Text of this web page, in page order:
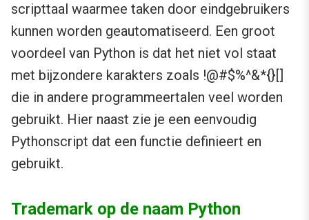
scripttaal waarmee taken door eindgebruikers
kunnen worden geautomatiseerd. Een groot
voordeel van Python is dat het niet vol staat
met bijzondere karakters zoals !@#$%^&*{}[]
die in andere programmeertalen veel worden
gebruikt. Hier naast zie je een eenvoudig
Pythonscript dat een functie definieert en
gebruikt.
Trademark op de naam Python